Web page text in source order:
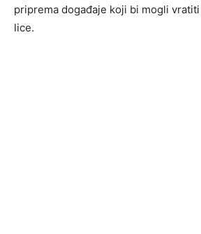
priprema događaje koji bi mogli
lice.